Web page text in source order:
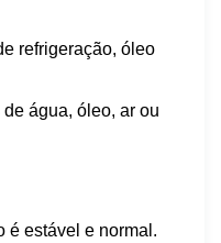
refrigeração, óleo
água, óleo, ar ou
é estável e normal.